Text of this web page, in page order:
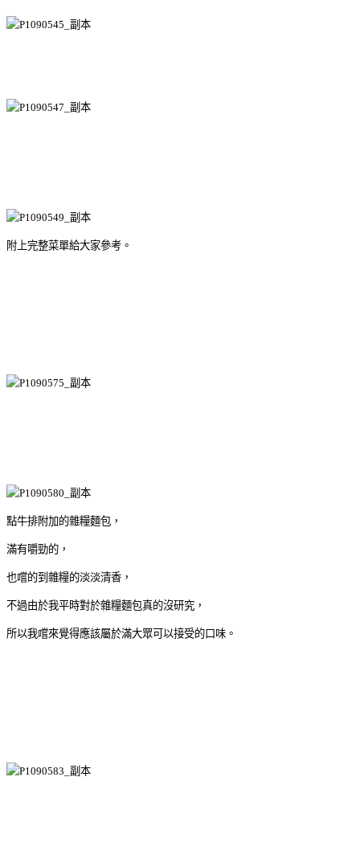
附上完整菜單給大家參考。
點牛排附加的雜糧麵包，
滿有嚼勁的，
也嚐的到雜糧的淡淡清香，
不過由於我平時對於雜糧麵包真的沒研究，
所以我嚐來覺得應該屬於滿大眾可以接受的口味。